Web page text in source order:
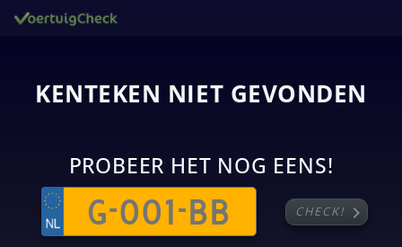
KENTEKEN NIET GEVONDEN
PROBEER HET NOG EENS!
CHECK! chevron_right